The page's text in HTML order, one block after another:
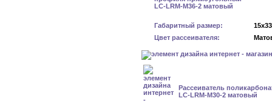
Габаритный размер:
Цвет рассеивателя:
Рассеиватель
LC-LRM-M30-2 матовый